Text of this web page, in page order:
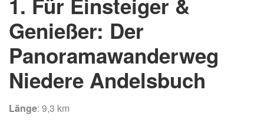
Genießer: Der
Panoramawanderweg
Niedere Andelsbuch
Länge: 9,3 km